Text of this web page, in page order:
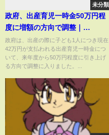
未分類
政府、出産育児一時金50万円程
度に増額の方向で調整｜
TBS NEWS DIG
政府は、出産の際に子ども1人につき現在
42万円が支払われる出産育児一時金につ
いて、来年度から50万円程度に引き上げ
る方向で調整に入りました。...